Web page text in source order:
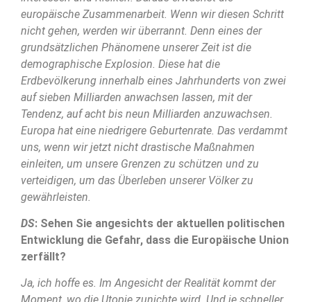
europäische Zusammenarbeit. Wenn wir diesen Schritt
nicht gehen, werden wir überrannt. Denn eines der
grundsätzlichen Phänomene unserer Zeit ist die
demographische Explosion. Diese hat die
Erdbevölkerung innerhalb eines Jahrhunderts von zwei
auf sieben Milliarden anwachsen lassen, mit der
Tendenz, auf acht bis neun Milliarden anzuwachsen.
Europa hat eine niedrigere Geburtenrate. Das verdammt
uns, wenn wir jetzt nicht drastische Maßnahmen
einleiten, um unsere Grenzen zu schützen und zu
verteidigen, um das Überleben unserer Völker zu
gewährleisten.
DS: Sehen Sie angesichts der aktuellen politischen
Entwicklung die Gefahr, dass die Europäische Union
zerfällt?
Ja, ich hoffe es. Im Angesicht der Realität kommt der